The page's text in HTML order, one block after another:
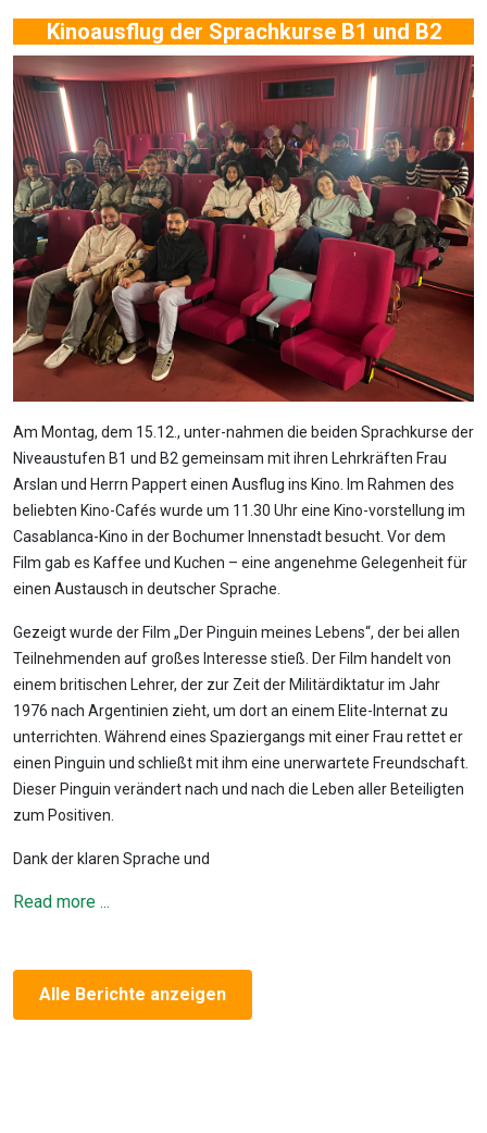
Kinoausflug der Sprachkurse B1 und B2
Am Montag, dem 15.12., unter-nahmen die beiden Sprachkurse der
Niveaustufen B1 und B2 gemeinsam mit ihren Lehrkräften Frau
Arslan und Herrn Pappert einen Ausflug ins Kino. Im Rahmen des
beliebten Kino-Cafés wurde um 11.30 Uhr eine Kino-vorstellung im
Casablanca-Kino in der Bochumer Innenstadt besucht. Vor dem
Film gab es Kaffee und Kuchen – eine angenehme Gelegenheit für
einen Austausch in deutscher Sprache.
Gezeigt wurde der Film „Der Pinguin meines Lebens“, der bei allen
Teilnehmenden auf großes Interesse stieß. Der Film handelt von
einem britischen Lehrer, der zur Zeit der Militärdiktatur im Jahr
1976 nach Argentinien zieht, um dort an einem Elite-Internat zu
unterrichten. Während eines Spaziergangs mit einer Frau rettet er
einen Pinguin und schließt mit ihm eine unerwartete Freundschaft.
Dieser Pinguin verändert nach und nach die Leben aller Beteiligten
zum Positiven.
Dank der klaren Sprache und
Read more ...
Alle Berichte anzeigen